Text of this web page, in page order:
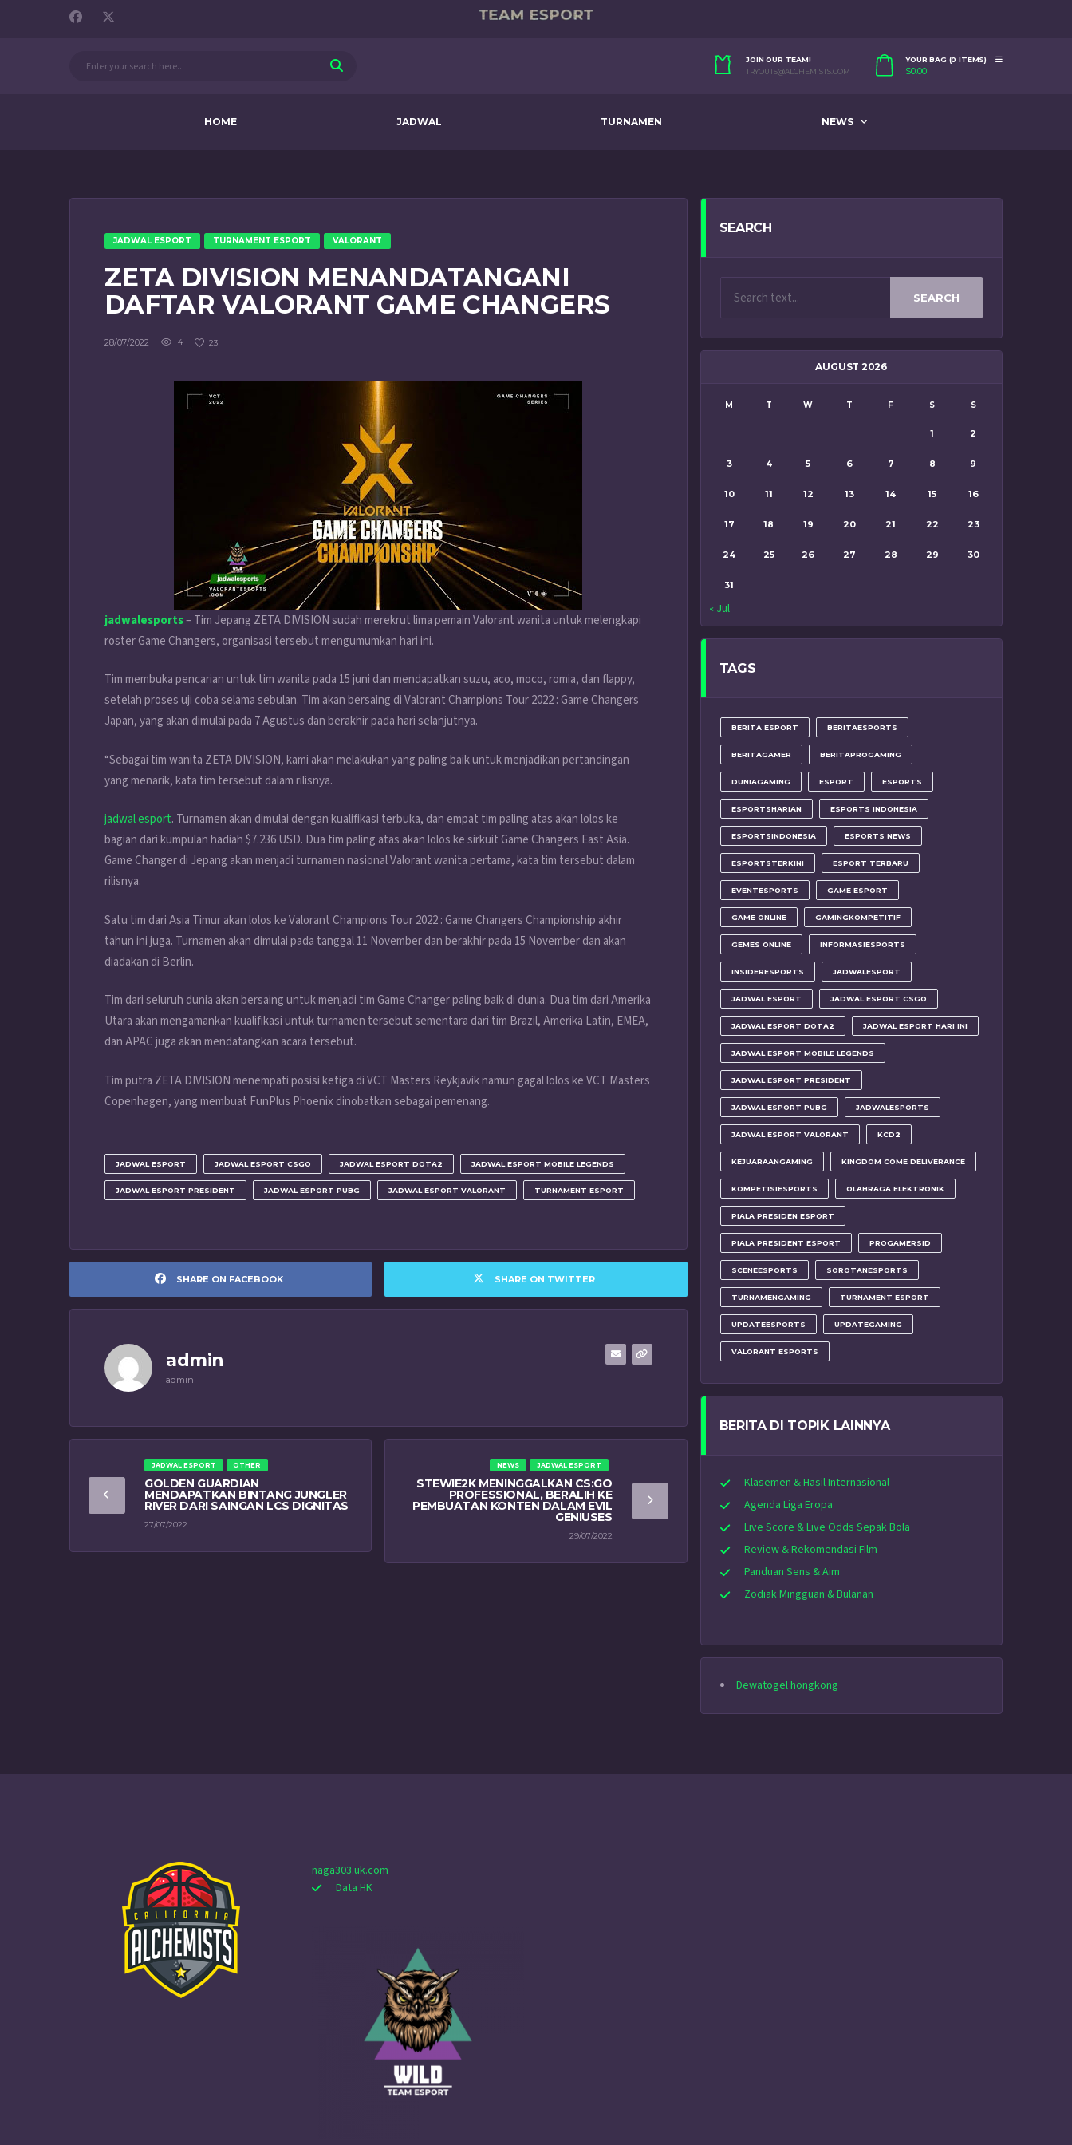
JOIN OUR TEAM!
TRYOUTS@ALCHEMISTS.COM
YOUR BAG (0 ITEMS)
$0.00
HOME JADWAL TURNAMEN NEWS
JADWAL ESPORT TURNAMENT ESPORT VALORANT
ZETA DIVISION MENANDATANGANI
DAFTAR VALORANT GAME CHANGERS
28/07/2022 4 23
jadwalesports– Tim Jepang ZETA DIVISION sudah merekrut lima pemain Valorant wanita untuk melengkapi
roster Game Changers, organisasi tersebut mengumumkan hari ini.
Tim membuka pencarian untuk tim wanita pada 15 juni dan mendapatkan suzu, aco, moco, romia, dan flappy,
setelah proses uji coba selama sebulan. Tim akan bersaing di Valorant Champions Tour 2022 : Game Changers
Japan, yang akan dimulai pada 7 Agustus dan berakhir pada hari selanjutnya.
“Sebagai tim wanita ZETA DIVISION, kami akan melakukan yang paling baik untuk menjadikan pertandingan
yang menarik, kata tim tersebut dalam rilisnya.
jadwal esport. Turnamen akan dimulai dengan kualifikasi terbuka, dan empat tim paling atas akan lolos ke
bagian dari kumpulan hadiah $7.236 USD. Dua tim paling atas akan lolos ke sirkuit Game Changers East Asia.
Game Changer di Jepang akan menjadi turnamen nasional Valorant wanita pertama, kata tim tersebut dalam
rilisnya.
Satu tim dari Asia Timur akan lolos ke Valorant Champions Tour 2022 : Game Changers Championship akhir
tahun ini juga. Turnamen akan dimulai pada tanggal 11 November dan berakhir pada 15 November dan akan
diadakan di Berlin.
Tim dari seluruh dunia akan bersaing untuk menjadi tim Game Changer paling baik di dunia. Dua tim dari Amerika
Utara akan mengamankan kualifikasi untuk turnamen tersebut sementara dari tim Brazil, Amerika Latin, EMEA,
dan APAC juga akan mendatangkan acara tersebut.
Tim putra ZETA DIVISION menempati posisi ketiga di VCT Masters Reykjavik namun gagal lolos ke VCT Masters
Copenhagen, yang membuat FunPlus Phoenix dinobatkan sebagai pemenang.
JADWAL ESPORT JADWAL ESPORT CSGO JADWAL ESPORT DOTA2 JADWAL ESPORT MOBILE LEGENDS
JADWAL ESPORT PRESIDENT JADWAL ESPORT PUBG JADWAL ESPORT VALORANT TURNAMENT ESPORT
SHARE ON FACEBOOK SHARE ON TWITTER
admin
admin
JADWAL ESPORT OTHER
GOLDEN GUARDIAN
MENDAPATKAN BINTANG JUNGLER
RIVER DARI SAINGAN LCS DIGNITAS
27/07/2022
JADWAL ESPORT
NEWS
STEWIE2K MENINGGALKAN CS:GO
PROFESSIONAL, BERALIH KE
PEMBUATAN KONTEN DALAM EVIL
GENIUSES
29/07/2022
SEARCH
SEARCH
AUGUST 2026
M T W T F S S
1 2
3 4 5 6 7 8 9
10 11 12 13 14 15 16
17 18 19 20 21 22 23
24 25 26 27 28 29 30
31
« Jul
TAGS
BERITA ESPORT BERITAESPORTS
BERITAGAMER BERITAPROGAMING
DUNIAGAMING ESPORT ESPORTS
ESPORTSHARIAN ESPORTS INDONESIA
ESPORTSINDONESIA ESPORTS NEWS
ESPORTSTERKINI ESPORT TERBARU
EVENTESPORTS GAME ESPORT
GAME ONLINE GAMINGKOMPETITIF
GEMES ONLINE INFORMASIESPORTS
INSIDERESPORTS JADWALESPORT
JADWAL ESPORT JADWAL ESPORT CSGO
JADWAL ESPORT DOTA2 JADWAL ESPORT HARI INI
JADWAL ESPORT MOBILE LEGENDS
JADWAL ESPORT PRESIDENT
JADWAL ESPORT PUBG JADWALESPORTS
JADWAL ESPORT VALORANT KCD2
KEJUARAANGAMING KINGDOM COME DELIVERANCE
KOMPETISIESPORTS OLAHRAGA ELEKTRONIK
PIALA PRESIDEN ESPORT
PIALA PRESIDENT ESPORT PROGAMERSID
SCENEESPORTS SOROTANESPORTS
TURNAMENGAMING TURNAMENT ESPORT
UPDATEESPORTS UPDATEGAMING
VALORANT ESPORTS
BERITA DI TOPIK LAINNYA
Klasemen & Hasil Internasional
Agenda Liga Eropa
Live Score & Live Odds Sepak Bola
Review & Rekomendasi Film
Panduan Sens & Aim
Zodiak Mingguan & Bulanan
Dewatogel hongkong
naga303.uk.com
Data HK